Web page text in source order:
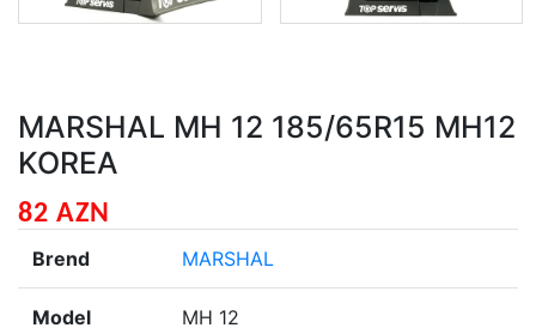
MARSHAL MH 12 185/65R15 MH12
KOREA
82 AZN
Brend MARSHAL
Model MH 12